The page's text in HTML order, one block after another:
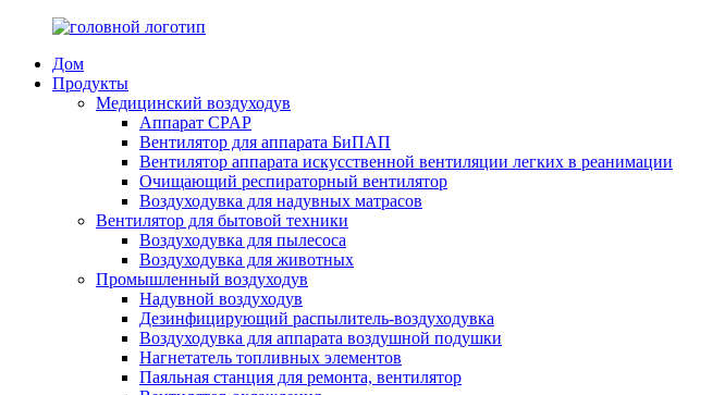
Дом
Продукты
Медицинский воздуходув
Аппарат CPAP
Вентилятор для аппарата БиПАП
Вентилятор аппарата искусственной вентиляции легких в реанимации
Очищающий респираторный вентилятор
Воздуходувка для надувных матрасов
Вентилятор для бытовой техники
Воздуходувка для пылесоса
Воздуходувка для животных
Промышленный воздуходув
Надувной воздуходув
Дезинфицирующий распылитель-воздуходувка
Воздуходувка для аппарата воздушной подушки
Нагнетатель топливных элементов
Паяльная станция для ремонта, вентилятор